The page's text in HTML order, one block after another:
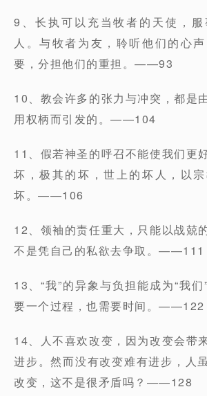
9、长执可以充当牧者的天使，
人。与牧者为友，聆听他们的心
要，分担他们的重担。——93
10、教会许多的张力与冲突，都是
用权柄而引发的。——104
11、假若神圣的呼召不能使我们更
坏，极其的坏，世上的坏人，以
坏。——106
12、领袖的责任重大，只能以战兢
不是凭自己的私欲去争取。——111
13、“我”的异象与负担能成为“我
要一个过程，也需要时间。——122
14、人不喜欢改变，因为改变会带
进步。然而没有改变难有进步，人
改变，这不是很矛盾吗？——128